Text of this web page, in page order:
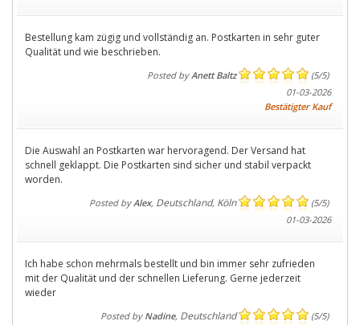
Bestellung kam zügig und vollständig an. Postkarten in sehr guter
Qualität und wie beschrieben.
Posted by Anett Baltz (5/5)
01-03-2026
Bestätigter Kauf
Die Auswahl an Postkarten war hervoragend. Der Versand hat
schnell geklappt. Die Postkarten sind sicher und stabil verpackt
worden.
Posted by Alex, Deutschland, Köln (5/5)
01-03-2026
Ich habe schon mehrmals bestellt und bin immer sehr zufrieden
mit der Qualität und der schnellen Lieferung. Gerne jederzeit
wieder
Posted by Nadine, Deutschland (5/5)